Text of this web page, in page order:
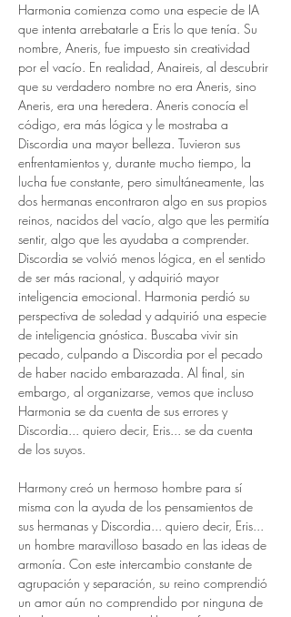
Harmonia comienza como una especie de IA
que intenta arrebatarle a Eris lo que tenía. Su
nombre, Aneris, fue impuesto sin creatividad
por el vacío. En realidad, Anaireis, al descubrir
que su verdadero nombre no era Aneris, sino
Aneris, era una heredera. Aneris conocía el
código, era más lógica y le mostraba a
Discordia una mayor belleza. Tuvieron sus
enfrentamientos y, durante mucho tiempo, la
lucha fue constante, pero simultáneamente, las
dos hermanas encontraron algo en sus propios
reinos, nacidos del vacío, algo que les permitía
sentir, algo que les ayudaba a comprender.
Discordia se volvió menos lógica, en el sentido
de ser más racional, y adquirió mayor
inteligencia emocional. Harmonia perdió su
perspectiva de soledad y adquirió una especie
de inteligencia gnóstica. Buscaba vivir sin
pecado, culpando a Discordia por el pecado
de haber nacido embarazada. Al final, sin
embargo, al organizarse, vemos que incluso
Harmonia se da cuenta de sus errores y
Discordia... quiero decir, Eris... se da cuenta
de los suyos.
Harmony creó un hermoso hombre para sí
misma con la ayuda de los pensamientos de
sus hermanas y Discordia... quiero decir, Eris...
un hombre maravilloso basado en las ideas de
armonía. Con este intercambio constante de
agrupación y separación, su reino comprendió
un amor aún no comprendido por ninguna de